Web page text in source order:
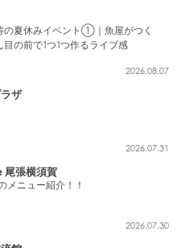
の夏休みイベント①｜魚屋がつく
の前で1つ1つ作るライブ感
2026.08.07
ザ
2026.07.31
張横須賀
メニュー紹介！！
2026.07.30